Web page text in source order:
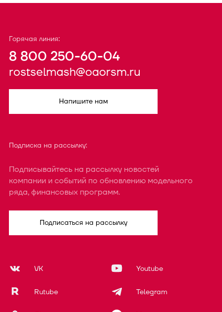
Горячая линия:
8 800 250-60-04
rostselmash@oaorsm.ru
Напишите нам
Подписка на рассылку:
Подписывайтесь на рассылку новостей
компании и событий по обновлению модельного
ряда, финансовых программ.
Подписаться на рассылку
VK Youtube
Rutube Telegram